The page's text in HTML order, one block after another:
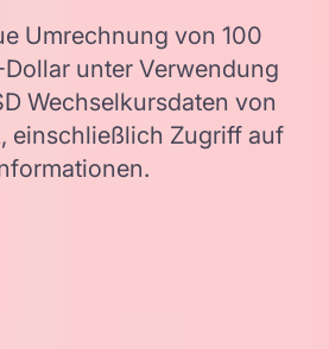
Umrechnung von 100
unter Verwendung
Wechselkursdaten von
einschließlich Zugriff auf